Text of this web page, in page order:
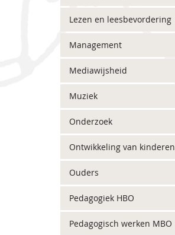
Lezen en leesbevordering
Management
Mediawijsheid
Muziek
Onderzoek
Ontwikkeling van kinderen
Ouders
Pedagogiek HBO
Pedagogisch werken MBO